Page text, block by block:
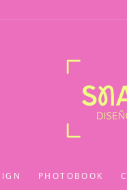
PHOTOBOOK